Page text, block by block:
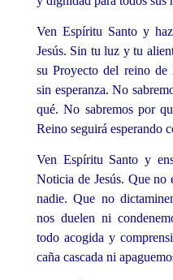
Ven Espíritu Santo y
Jesús. Sin tu luz y tu
su Proyecto del reino
sin esperanza. No
qué. No sabremos por
Reino seguirá esperando
Ven Espíritu Santo y
Noticia de Jesús. Que no
nadie. Que no
nos duelen ni
todo acogida y
caña cascada ni